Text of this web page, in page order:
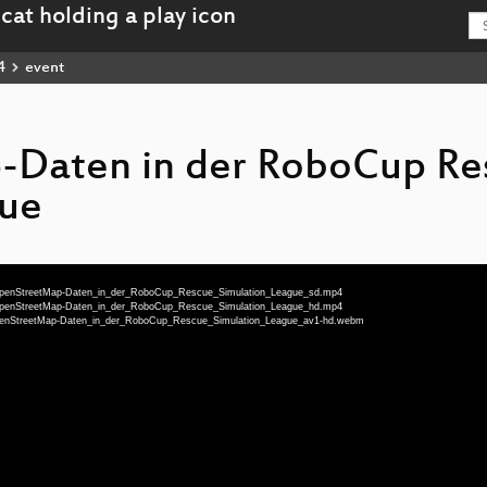
event
in der RoboCup
Daten_in_der_RoboCup_Rescue_Simulation_League_sd.mp4
Daten_in_der_RoboCup_Rescue_Simulation_League_hd.mp4
Daten_in_der_RoboCup_Rescue_Simulation_League_av1-hd.webm